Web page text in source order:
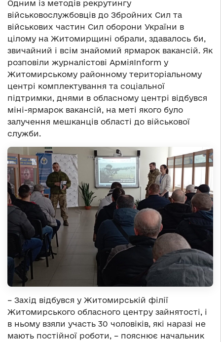
Одним із методів рекрутингу
військовослужбовців до Збройних Сил та
військових частин Сил оборони України в
цілому на Житомирщині обрали, здавалось би,
звичайний і всім знайомий ярмарок вакансій. Як
розповіли журналістові АрміяІnform у
Житомирському районному територіальному
центрі комплектування та соціальної
підтримки, днями в обласному центрі відбувся
міні-ярмарок вакансій, на меті якого було
залучення мешканців області до військової
служби.
– Захід відбувся у Житомирській філії
Житомирського обласного центру зайнятості, і
в ньому взяли участь 30 чоловіків, які наразі не
мають постійної роботи, – пояснює начальник